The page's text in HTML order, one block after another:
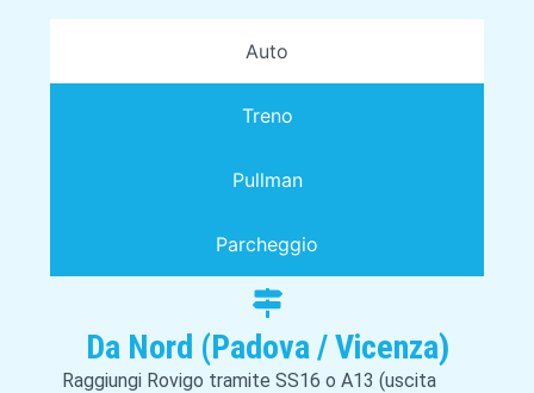
Auto
Treno
Pullman
Parcheggio
Da Nord (Padova / Vicenza)
Raggiungi Rovigo tramite SS16 o A13 (uscita